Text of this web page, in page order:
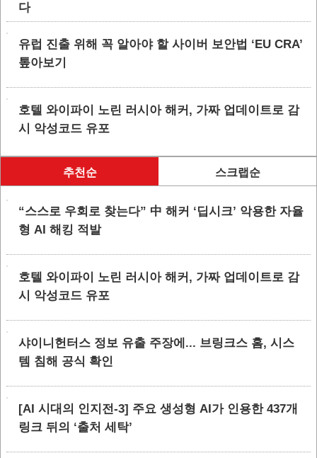
다
유럽 진출 위해 꼭 알아야 할 사이버 보안법 ‘EU CRA’
톺아보기
호텔 와이파이 노린 러시아 해커, 가짜 업데이트로 감
시 악성코드 유포
추천순 스크랩순
“스스로 우회로 찾는다” 中 해커 ‘딥시크’ 악용한 자율
형 AI 해킹 적발
호텔 와이파이 노린 러시아 해커, 가짜 업데이트로 감
시 악성코드 유포
샤이니헌터스 정보 유출 주장에... 브링크스 홈, 시스
템 침해 공식 확인
[AI 시대의 인지전-3] 주요 생성형 AI가 인용한 437개
링크 뒤의 ‘출처 세탁’